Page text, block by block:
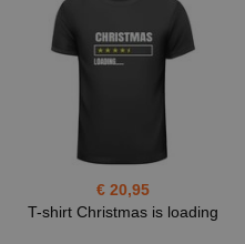
€ 20,95
T-shirt Christmas is loading